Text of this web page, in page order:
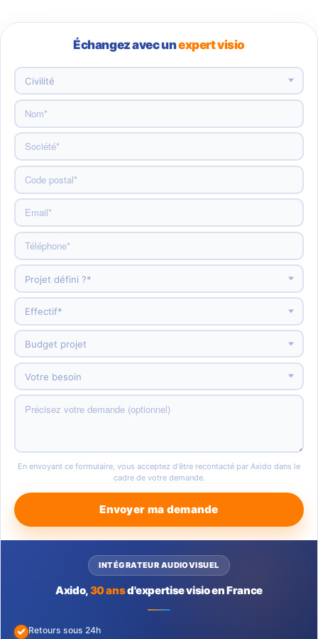
Échangez avec unexpert visio
En envoyant ce formulaire, vous acceptez d'être recontacté par Axido dans le
cadre de votre demande.
Envoyer ma demande
INTÉGRATEUR AUDIOVISUEL
Axido,30 ansd'expertise visio en France
Retours sous 24h